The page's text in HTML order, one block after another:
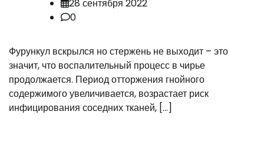
28 сентября 2022
0
Фурункул вскрылся но стержень не выходит – это
значит, что воспалительный процесс в чирье
продолжается. Период отторжения гнойного
содержимого увеличивается, возрастает риск
инфицирования соседних тканей, […]